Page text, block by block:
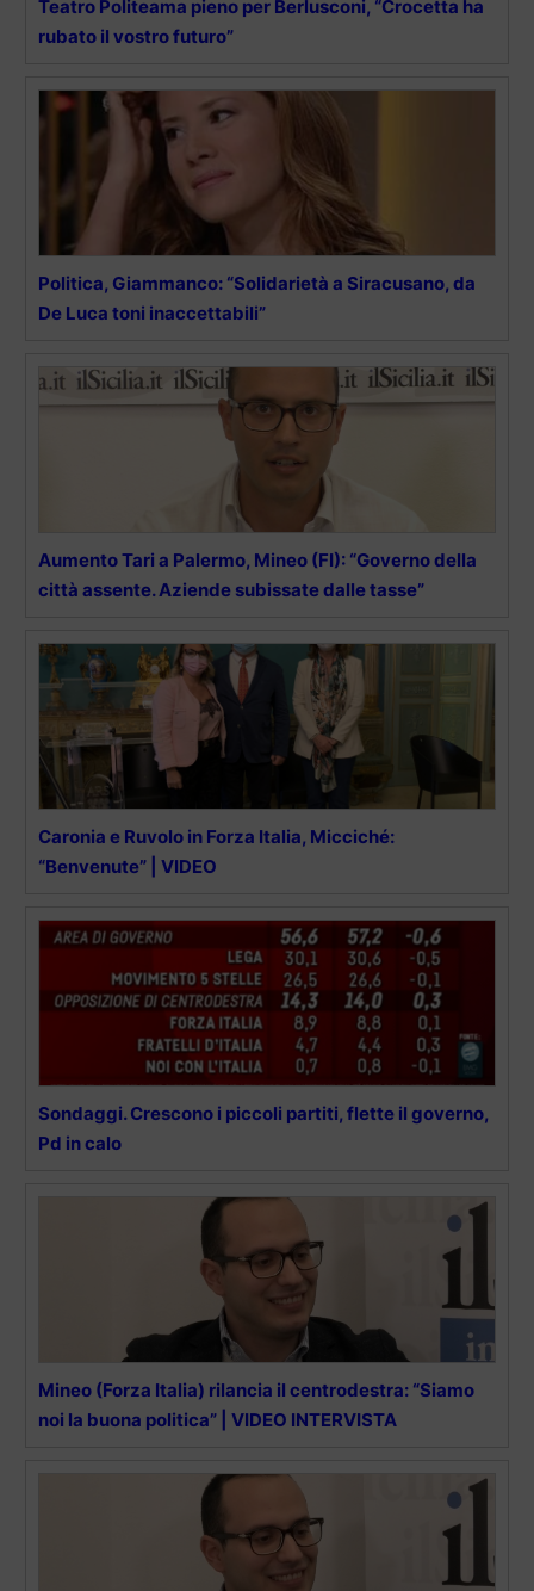
Teatro Politeama pieno per Berlusconi, “Crocetta ha
rubato il vostro futuro”
Politica, Giammanco: “Solidarietà a Siracusano, da
De Luca toni inaccettabili”
Aumento Tari a Palermo, Mineo (FI): “Governo della
città assente. Aziende subissate dalle tasse”
Caronia e Ruvolo in Forza Italia, Micciché:
“Benvenute” | VIDEO
Sondaggi. Crescono i piccoli partiti, flette il governo,
Pd in calo
Mineo (Forza Italia) rilancia il centrodestra: “Siamo
noi la buona politica” | VIDEO INTERVISTA